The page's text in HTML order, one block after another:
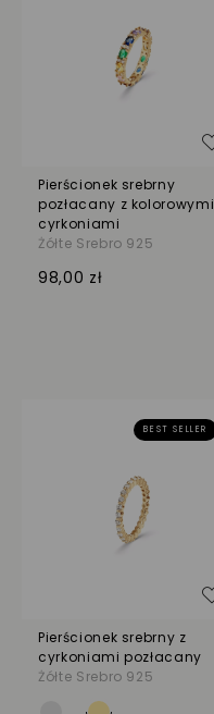
Pierścionek srebrny
pozłacany z kolorowymi
cyrkoniami
Żółte Srebro 925
98,00 zł
BEST SELLER
Pierścionek srebrny z
cyrkoniami pozłacany
Żółte Srebro 925